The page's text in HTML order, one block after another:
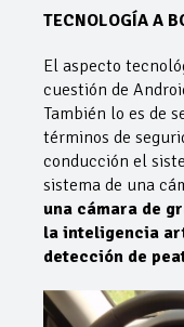
TECNOLOGÍA A
El aspecto
cuestión de
También lo es de
términos de
conducción el
sistema de una
una cámara de
la inteligencia
detección de